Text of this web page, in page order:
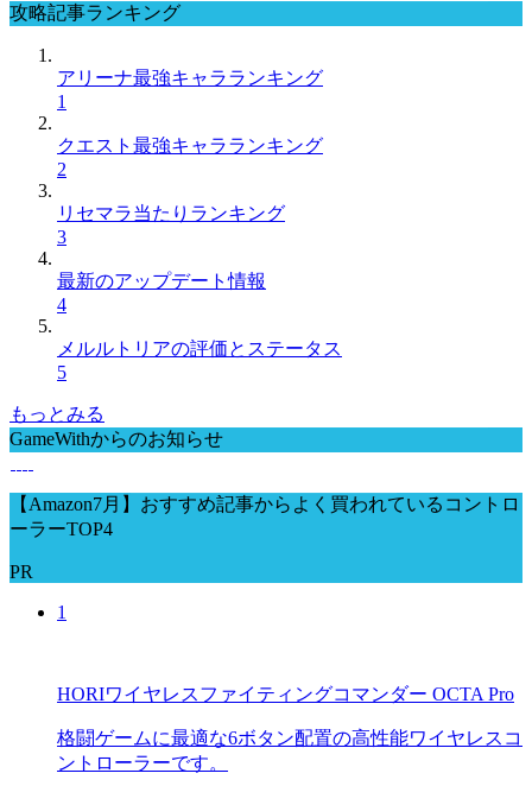
攻略記事ランキング
アリーナ最強キャラランキング
1
クエスト最強キャラランキング
2
リセマラ当たりランキング
3
最新のアップデート情報
4
メルルトリアの評価とステータス
5
もっとみる
GameWithからのお知らせ
【Amazon7月】おすすめ記事からよく買われているコントロ
ーラーTOP4
PR
1
HORIワイヤレスファイティングコマンダー OCTA Pro
格闘ゲームに最適な6ボタン配置の高性能ワイヤレスコ
ントローラーです。